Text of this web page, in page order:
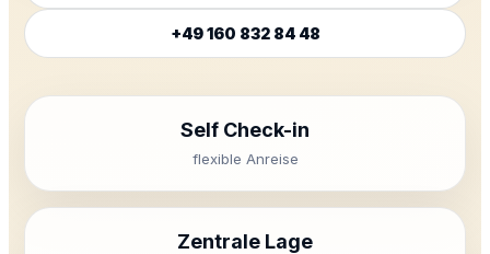
+49 160 832 84 48
Self Check-in
flexible Anreise
Zentrale Lage